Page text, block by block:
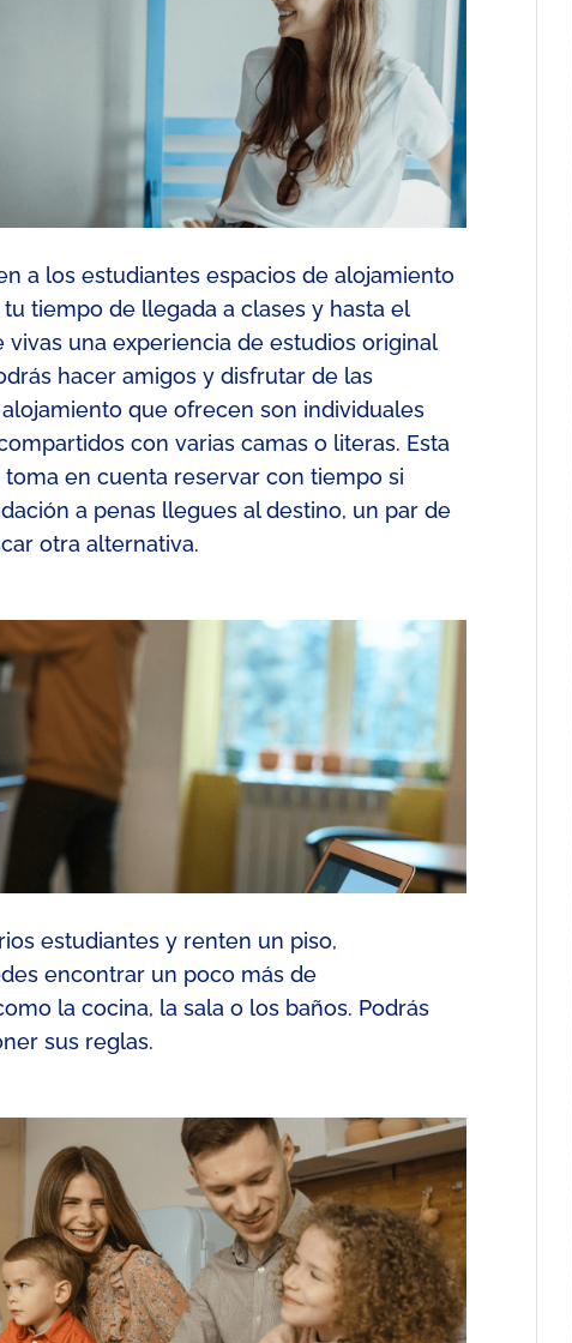
a los estudiantesespacios de alojamiento
tiempo de llegada a clases y hasta el
vivas una experiencia de estudios original
hacer amigos y disfrutar de las
que ofrecen son individuales
con varias camas o literas. Esta
en cuenta reservar con tiempo si
a penas llegues al destino, un par de
otra alternativa.
estudiantes y renten un piso,
encontrar un poco más de
la cocina, la sala o los baños. Podrás
sus reglas.